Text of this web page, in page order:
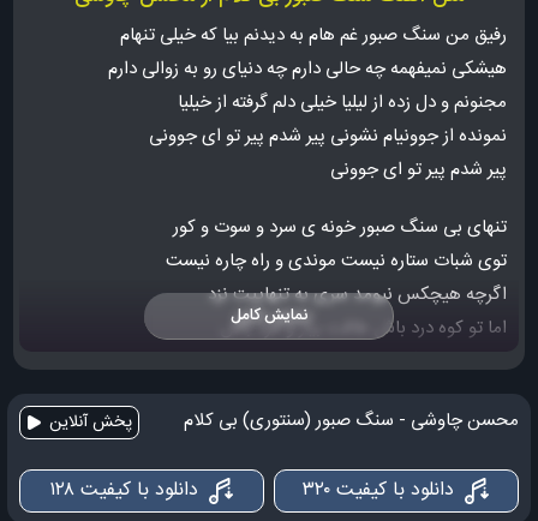
رفیق من سنگ صبور غم هام به دیدنم بیا که خیلی تنهام
هیشکی نمیفهمه چه حالی دارم چه دنیای رو به زوالی دارم
مجنونم و دل زده از لیلیا خیلی دلم گرفته از خیلیا
نمونده از جوونیام نشونی پیر شدم پیر تو ای جوونی
پیر شدم پیر تو ای جوونی
تنهای بی سنگ صبور خونه ی سرد و سوت و کور
توی شبات ستاره نیست موندی و راه چاره نیست
اگرچه هیچکس نیومد سری به تنهاییت نزد
اما تو کوه درد باش طاقت بیار و مرد باش
تنهای بی سنگ صبور خونه ی سرد و سوت و کور
صدای سازم همه جا پر شده هرکی شنیده از خودش بیخوده
نمایش کامل
محسن چاوشی - سنگ صبور (سنتوری) بی کلام پخش آنلاین
دانلود با کیفیت ۳۲۰ دانلود با کیفیت ۱۲۸